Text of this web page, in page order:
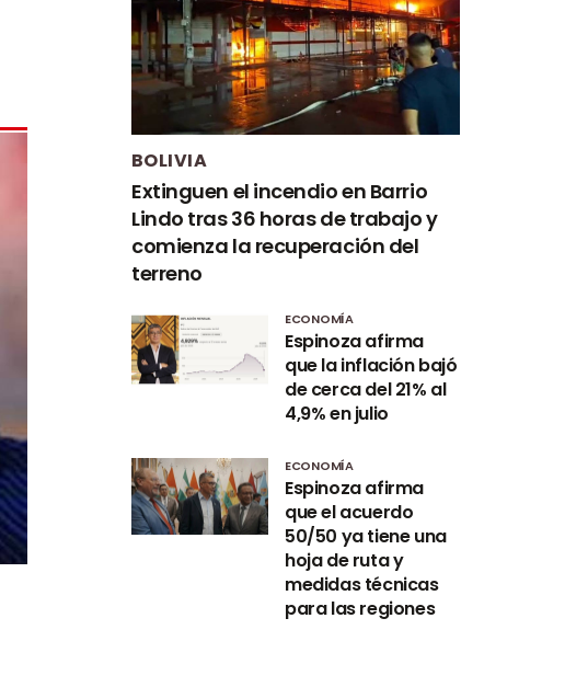
BOLIVIA
Extinguen el incendio en Barrio
Lindo tras 36 horas de trabajo y
comienza la recuperación del
terreno
ECONOMÍA
Espinoza afirma
que la inflación bajó
de cerca del 21% al
4,9% en julio
ECONOMÍA
Espinoza afirma
que el acuerdo
50/50 ya tiene una
hoja de ruta y
medidas técnicas
para las regiones